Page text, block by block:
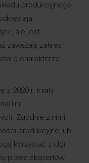
produkcyjnego.
ale jest
zawężają zakres
o charakterze
z 2020 r. miały
linii
Zgodnie z nimi,
produkcyjne lub
korzystać z ulgi.
przez ekspertów,